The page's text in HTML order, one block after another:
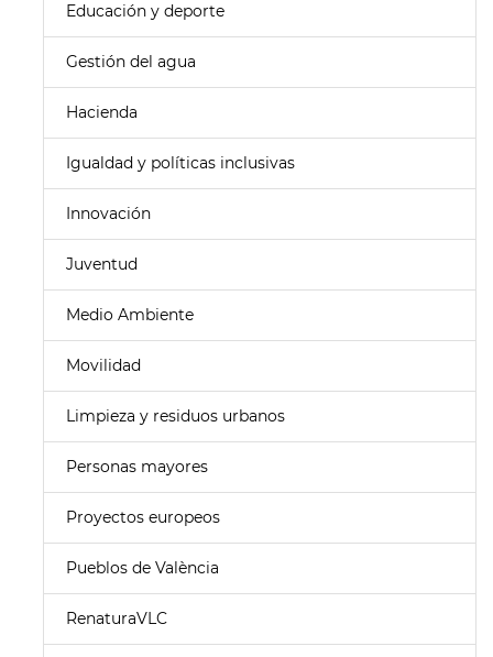
Educación y deporte
Gestión del agua
Hacienda
Igualdad y políticas inclusivas
Innovación
Juventud
Medio Ambiente
Movilidad
Limpieza y residuos urbanos
Personas mayores
Proyectos europeos
Pueblos de València
RenaturaVLC